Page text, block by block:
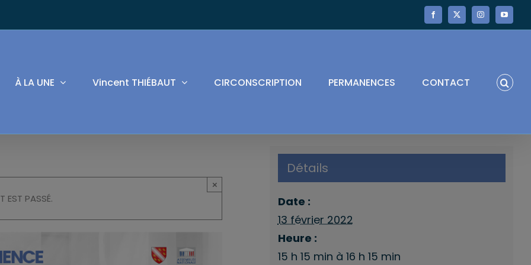
Facebook
X InstagramYouTube
À LA UNE Vincent THIÉBAUT CIRCONSCRIPTION PERMANENCES CONTACT
EST PASSÉ.
×
Détails
Date :
13 février 2022
Heure :
15 h 15 min à 16 h 15 min